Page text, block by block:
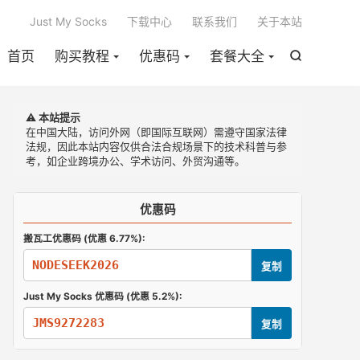

首页 购买教程 优惠码 套餐大全
Just My Socks 下载中心 联系我们 关于本站
⚠️ 本站提示
在中国大陆，访问外网（即国际互联网）需遵守国家法律
法规，因此本站内容仅供合法合规场景下的技术科普与参
考，如企业跨境办公、学术访问、外贸沟通等。
优惠码
搬瓦工优惠码 (优惠 6.77%):
NODESEEK2026 复制
Just My Socks 优惠码 (优惠 5.2%):
JMS9272283 复制